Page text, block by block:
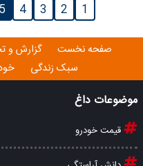
1
2
3
4
5
صفحه نخست گزارش و
سبک زندگی
موضوعات داغ
قیمت خودرو